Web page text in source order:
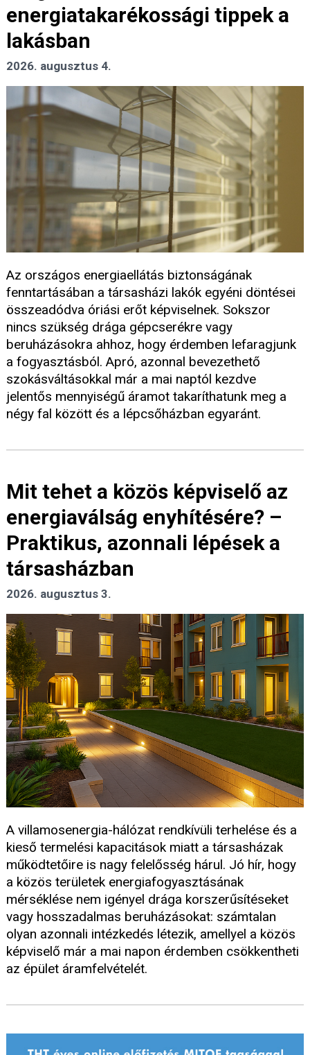
energiatakarékossági tippek a
lakásban
2026. augusztus 4.
Az országos energiaellátás biztonságának
fenntartásában a társasházi lakók egyéni döntései
összeadódva óriási erőt képviselnek. Sokszor
nincs szükség drága gépcserékre vagy
beruházásokra ahhoz, hogy érdemben lefaragjunk
a fogyasztásból. Apró, azonnal bevezethető
szokásváltásokkal már a mai naptól kezdve
jelentős mennyiségű áramot takaríthatunk meg a
négy fal között és a lépcsőházban egyaránt.
Mit tehet a közös képviselő az
energiaválság enyhítésére? –
Praktikus, azonnali lépések a
társasházban
2026. augusztus 3.
A villamosenergia-hálózat rendkívüli terhelése és a
kieső termelési kapacitások miatt a társasházak
működtetőire is nagy felelősség hárul. Jó hír, hogy
a közös területek energiafogyasztásának
mérséklése nem igényel drága korszerűsítéseket
vagy hosszadalmas beruházásokat: számtalan
olyan azonnali intézkedés létezik, amellyel a közös
képviselő már a mai napon érdemben csökkentheti
az épület áramfelvételét.